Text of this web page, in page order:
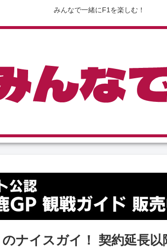
みんなで一緒にF1を楽しむ！
ナイスガイ！ 契約延長以